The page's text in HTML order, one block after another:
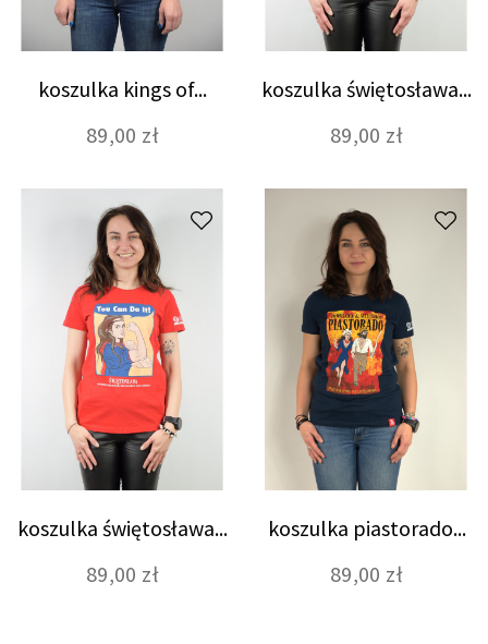
koszulka kings of...
89,00 zł
koszulka świętosława...
89,00 zł
koszulka świętosława...
89,00 zł
koszulka piastorado...
89,00 zł